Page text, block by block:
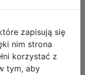
zapisują się
nim strona
korzystać z
tym, aby